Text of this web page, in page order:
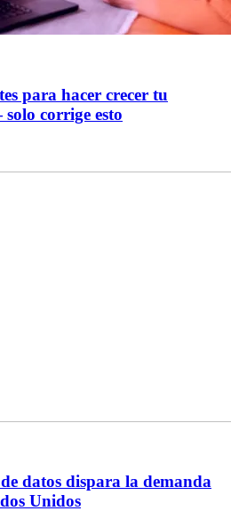
para hacer crecer tu
corrige esto
datos dispara la demanda
Unidos